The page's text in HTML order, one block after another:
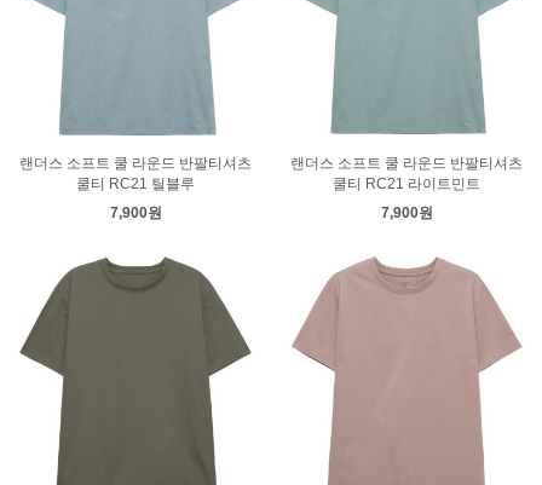
랜더스 소프트 쿨 라운드 반팔티셔츠
쿨티 RC21 틸블루
7,900원
랜더스 소프트 쿨 라운드 반팔티셔츠
쿨티 RC21 라이트민트
7,900원